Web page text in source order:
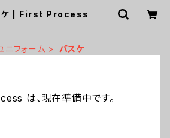
ケ | First Process
ニフォーム バスケ
は、現在準備中です。